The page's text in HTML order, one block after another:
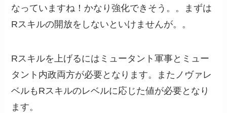
なっていますね！かなり強化できそう。。まずは
Rスキルの開放をしないといけませんが。。
Rスキルを上げるにはミュータント軍事とミュー
タント内政両方が必要となります。またノヴァレ
ベルもRスキルのレベルに応じた値が必要となり
ます。